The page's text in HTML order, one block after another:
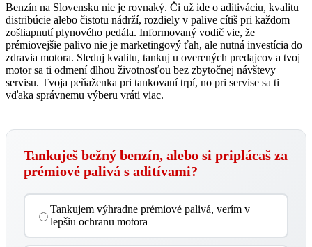
Benzín na Slovensku nie je rovnaký. Či už ide o aditiváciu, kvalitu
distribúcie alebo čistotu nádrží, rozdiely v palive cítiš pri každom
zošliapnutí plynového pedála. Informovaný vodič vie, že
prémiovejšie palivo nie je marketingový ťah, ale nutná investícia do
zdravia motora. Sleduj kvalitu, tankuj u overených predajcov a tvoj
motor sa ti odmení dlhou životnosťou bez zbytočnej návštevy
servisu. Tvoja peňaženka pri tankovaní trpí, no pri servise sa ti
vďaka správnemu výberu vráti viac.
Tankuješ bežný benzín, alebo si priplácaš za
prémiové palivá s aditívami?
Tankujem výhradne prémiové palivá, verím v
lepšiu ochranu motora